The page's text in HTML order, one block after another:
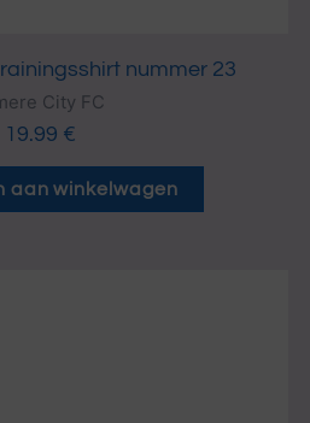
nummer 23
City FC
19.99 €
aan winkelwagen